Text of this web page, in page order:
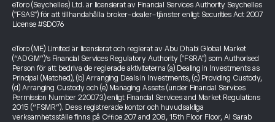
eToro (Seychelles) Ltd. är licensierat av Financial Services Authority Seychelles
("FSAS") för att tillhandahålla broker-dealer-tjänster enligt Securities Act 2007
License #SD076
eToro (ME) Limited är licensierat och reglerat av Abu Dhabi Global Market
(“ADGM”)’s Financial Services Regulatory Authority ("FSRA") som Authorised
Person för att bedriva de reglerade aktiviteterna (a) Dealing in Investments as
Principal (Matched), (b) Arranging Deals in Investments, (c) Providing Custody,
(d) Arranging Custody och (e) Managing Assets (under Financial Services
Permission Number 220073) enligt Financial Services and Market Regulations
2015 (“FSMR”). Dess registrerade kontor och huvudsakliga
verksamhetsställe finns på Office 207 and 208, 15th Floor Floor, Al Sarab